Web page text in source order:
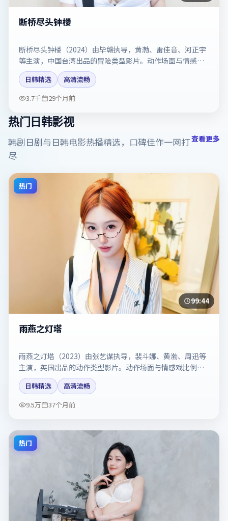
断桥尽头钟楼
断桥尽头钟楼（2024）由毕赣执导，黄渤、雷佳音、河正宇
等主演，中国台湾出品的冒险类型影片。动作场面与情感戏
比例拿捏得当。剧情简介与主创信息可供检索参考，上映日
期以片方资料为准。
日韩精选
高清流畅
3.7千
29个月前
热门日韩影视
韩剧日剧与日韩电影热播精选，口碑佳作一网打
尽
查看更多
热门
99:44
雨燕之灯塔
雨燕之灯塔（2023）由张艺谋执导，裴斗娜、黄渤、周迅等
主演，英国出品的动作类型影片。动作场面与情感戏比例拿
捏得当。剧情简介与主创信息可供检索参考，上映日期以片
方资料为准。
日韩精选
高清流畅
9.5万
37个月前
热门